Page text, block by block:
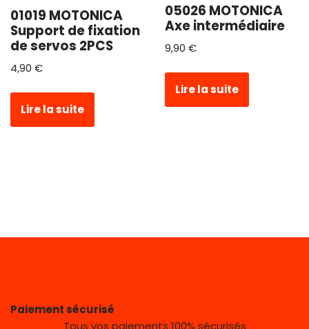
01019 MOTONICA
Support de fixation
de servos 2PCS
4,90 €
Lire la suite
05026 MOTONICA
Axe intermédiaire
9,90 €
Lire la suite
Paiement sécurisé
Tous vos paiements 100% sécurisés